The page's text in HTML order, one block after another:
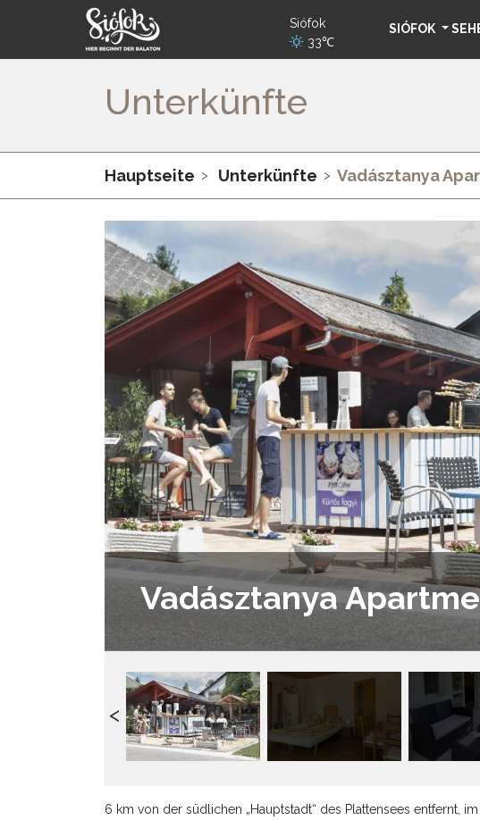
Siófok
33℃
SIÓFOK
Unterkünfte
Hauptseite Unterkünfte Vadásztanya
Vadásztanya
6 km von der südlichen „Hauptstadt“ des Plattensees entfernt,